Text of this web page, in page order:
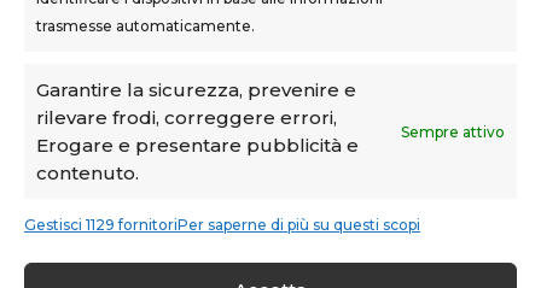
trasmesse automaticamente.
Garantire la sicurezza, prevenire e
rilevare frodi, correggere errori,
Erogare e presentare pubblicità e
contenuto.
Sempre attivo
Gestisci 1129 fornitoriPer saperne di più su questi scopi
10.000 – CCIAA Toscana Nord Ovest – n.isc. REA PI-
Teknoform è Centro Formativo AiFOS (C.F.A.)